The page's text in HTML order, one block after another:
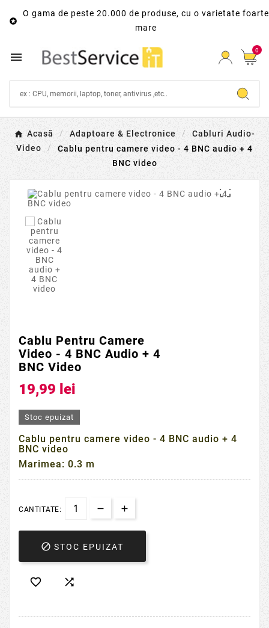

O gama de peste 20.000 de produse, cu o varietate foarte
mare
 0
Acasă Adaptoare & Electronice
Cabluri Audio-
Video
Cablu pentru camere video - 4 BNC audio + 4
BNC video

Cablu Pentru Camere
Video - 4 BNC Audio + 4
BNC Video
19,99 lei
Stoc epuizat
Cablu pentru camere video - 4 BNC audio + 4
BNC video
Marimea: 0.3 m
CANTITATE:
 STOC EPUIZAT
 